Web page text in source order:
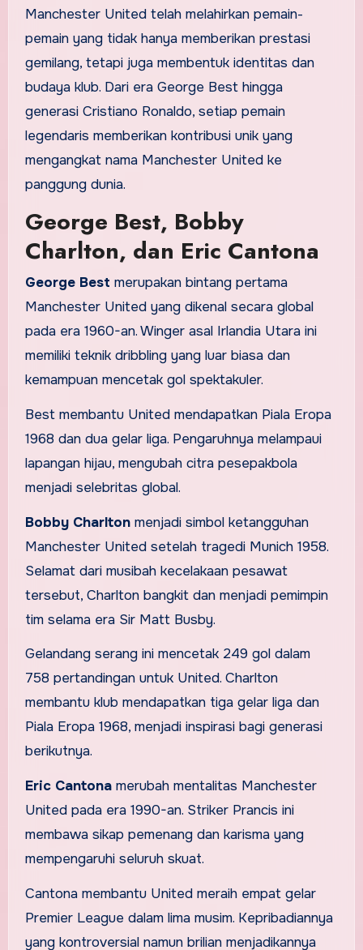
Manchester United telah melahirkan pemain-
pemain yang tidak hanya memberikan prestasi
gemilang, tetapi juga membentuk identitas dan
budaya klub. Dari era George Best hingga
generasi Cristiano Ronaldo, setiap pemain
legendaris memberikan kontribusi unik yang
mengangkat nama Manchester United ke
panggung dunia.
George Best, Bobby
Charlton, dan Eric Cantona
George Best merupakan bintang pertama
Manchester United yang dikenal secara global
pada era 1960-an. Winger asal Irlandia Utara ini
memiliki teknik dribbling yang luar biasa dan
kemampuan mencetak gol spektakuler.
Best membantu United mendapatkan Piala Eropa
1968 dan dua gelar liga. Pengaruhnya melampaui
lapangan hijau, mengubah citra pesepakbola
menjadi selebritas global.
Bobby Charltonmenjadi simbol ketangguhan
Manchester United setelah tragedi Munich 1958.
Selamat dari musibah kecelakaan pesawat
tersebut, Charlton bangkit dan menjadi pemimpin
tim selama era Sir Matt Busby.
Gelandang serang ini mencetak 249 gol dalam
758 pertandingan untuk United. Charlton
membantu klub mendapatkan tiga gelar liga dan
Piala Eropa 1968, menjadi inspirasi bagi generasi
berikutnya.
Eric Cantonamerubah mentalitas Manchester
United pada era 1990-an. Striker Prancis ini
membawa sikap pemenang dan karisma yang
mempengaruhi seluruh skuat.
Cantona membantu United meraih empat gelar
Premier League dalam lima musim. Kepribadiannya
yang kontroversial namun brilian menjadikannya